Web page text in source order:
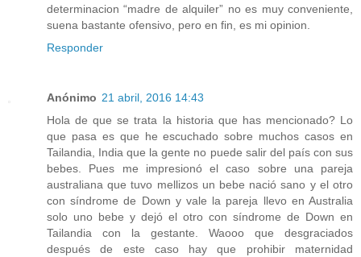
determinacion “madre de alquiler” no es muy conveniente,
suena bastante ofensivo, pero en fin, es mi opinion.
Responder
Anónimo 21 abril, 2016 14:43
Hola de que se trata la historia que has mencionado? Lo
que pasa es que he escuchado sobre muchos casos en
Tailandia, India que la gente no puede salir del país con sus
bebes. Pues me impresionó el caso sobre una pareja
australiana que tuvo mellizos un bebe nació sano y el otro
con síndrome de Down y vale la pareja llevo en Australia
solo uno bebe y dejó el otro con síndrome de Down en
Tailandia con la gestante. Waooo que desgraciados
después de este caso hay que prohibir maternidad